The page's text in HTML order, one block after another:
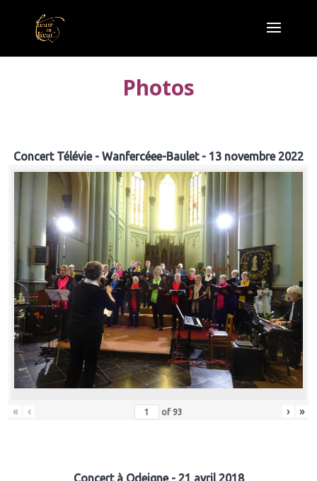
Photos
Concert Télévie - Wanfercéee-Baulet - 13 novembre 2022
« ‹ of 93 › »
Concert à Odeigne - 21 avril 2018